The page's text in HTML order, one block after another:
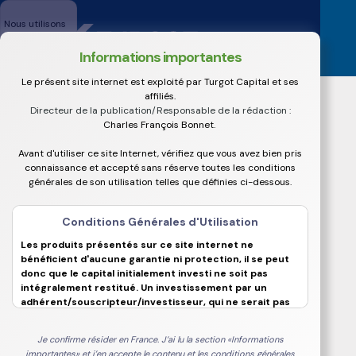
Informations importantes
Le présent site internet est exploité par Turgot Capital et ses
affiliés.
Directeur de la publication/Responsable de la rédaction :
Charles François Bonnet.
Avant d'utiliser ce site Internet, vérifiez que vous avez bien pris
connaissance et accepté sans réserve toutes les conditions
générales de son utilisation telles que définies ci-dessous.
Conditions Générales d'Utilisation
Les produits présentés sur ce site internet ne
bénéficient d'aucune garantie ni protection, il se peut
donc que le capital initialement investi ne soit pas
intégralement restitué. Un investissement par un
adhérent/souscripteur/investisseur, qui ne serait pas
Je confirme résider en France. J’ai lu la section «Informations
importantes» et j’en accepte le contenu et les conditions générales
Nous utilisons
fonctionnalités
notre site et
l’expérience de
utilisateurs. Les
des données
stockés sur
ordinateur ou
sur tout autre
appareil.
"J’accepte",
vous acceptez
Turgot Capital Presse
No items found.
Notre revue de presse